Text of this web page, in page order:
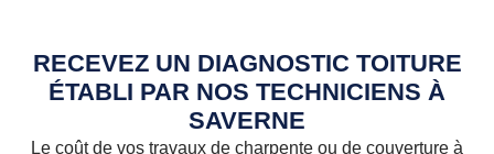
RECEVEZ UN DIAGNOSTIC TOITURE
ÉTABLI PAR NOS TECHNICIENS À
SAVERNE
Le coût de vos travaux de charpente ou de couverture à